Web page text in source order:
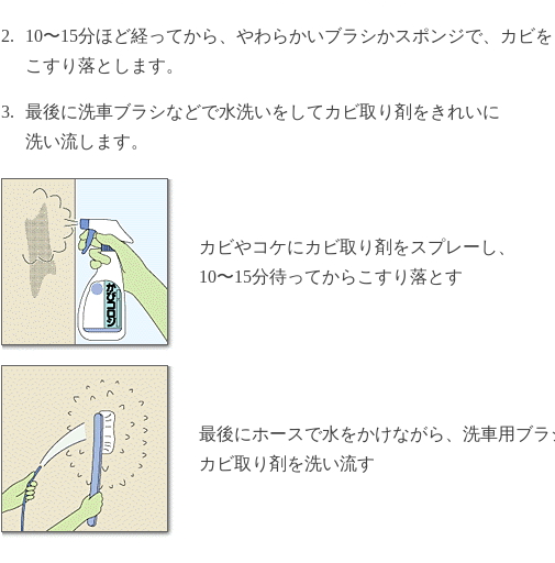
2.
10〜15分ほど経ってから、やわらかいブラシかスポンジで、カビを
こすり落とします。
3.
最後に洗車ブラシなどで水洗いをしてカビ取り剤をきれいに
洗い流します。
カビやコケにカビ取り剤をスプレーし、
10〜15分待ってからこすり落とす
最後にホースで水をかけながら、洗車用ブラ
カビ取り剤を洗い流す